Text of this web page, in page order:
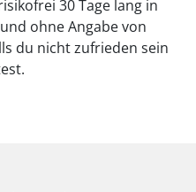
30 Tage lang in
ohne Angabe von
du nicht zufrieden sein